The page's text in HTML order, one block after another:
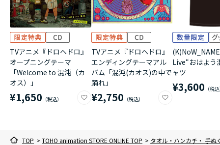
TVアニメ『ドロヘドロ』
オープニングテーマ
「Welcome to 混沌（カ
オス）」
¥1,650
TVアニメ『ドロヘドロ』
エンディングテーマアル
バム「混沌(カオス)の中で
踊れ」
¥2,750
Live“おはよう
ャツ
¥3,600
TOP > TOHO animation STORE ONLINE TOP > タオル・ハンカチ・ 手ぬ